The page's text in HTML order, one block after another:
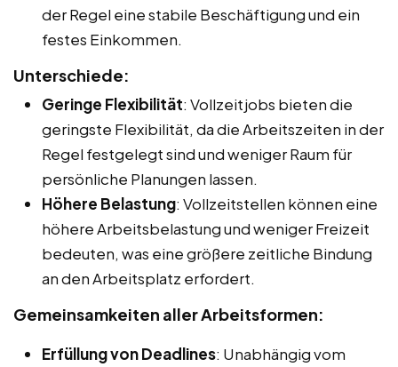
der Regel eine stabile Beschäftigung und ein
festes Einkommen.
Unterschiede:
Geringe Flexibilität: Vollzeitjobs bieten die
geringste Flexibilität, da die Arbeitszeiten in der
Regel festgelegt sind und weniger Raum für
persönliche Planungen lassen.
Höhere Belastung: Vollzeitstellen können eine
höhere Arbeitsbelastung und weniger Freizeit
bedeuten, was eine größere zeitliche Bindung
an den Arbeitsplatz erfordert.
Gemeinsamkeiten aller Arbeitsformen:
Erfüllung von Deadlines: Unabhängig vom